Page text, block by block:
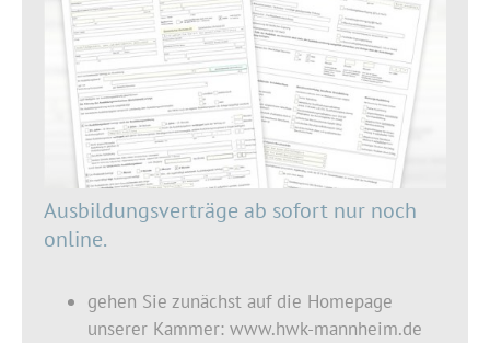
Ausbildungsverträge ab sofort nur noch
online.
gehen Sie zunächst auf die Homepage
unserer Kammer: www.hwk-mannheim.de